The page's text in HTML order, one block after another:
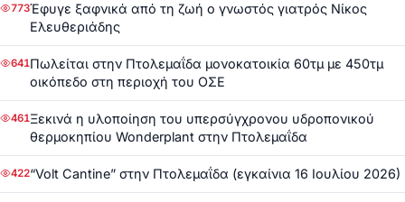
773Έφυγε ξαφνικά από τη ζωή ο γνωστός γιατρός Νίκος
Ελευθεριάδης
641Πωλείται στην Πτολεμαΐδα μονοκατοικία 60τμ με 450τμ
οικόπεδο στη περιοχή του ΟΣΕ
461Ξεκινά η υλοποίηση του υπερσύγχρονου υδροπονικού
θερμοκηπίου Wonderplant στην Πτολεμαΐδα
422“Volt Cantine” στην Πτολεμαΐδα (εγκαίνια 16 Ιουλίου 2026)